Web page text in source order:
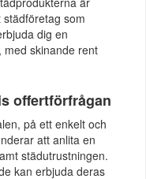
som
dig en
med skinande rent
offertförfrågan
på ett enkelt och
att anlita en
städutrustningen.
kan erbjuda deras